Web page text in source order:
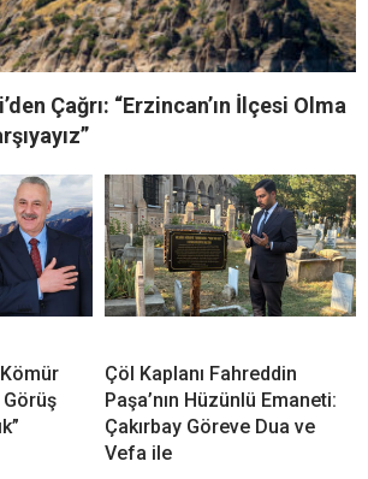
Çağrı: “Erzincan’ın İlçesi Olma
Görüş
Çöl Kaplanı Fahreddin
Paşa’nın Hüzünlü Emaneti:
Çakırbay Göreve Dua ve
Vefa ile